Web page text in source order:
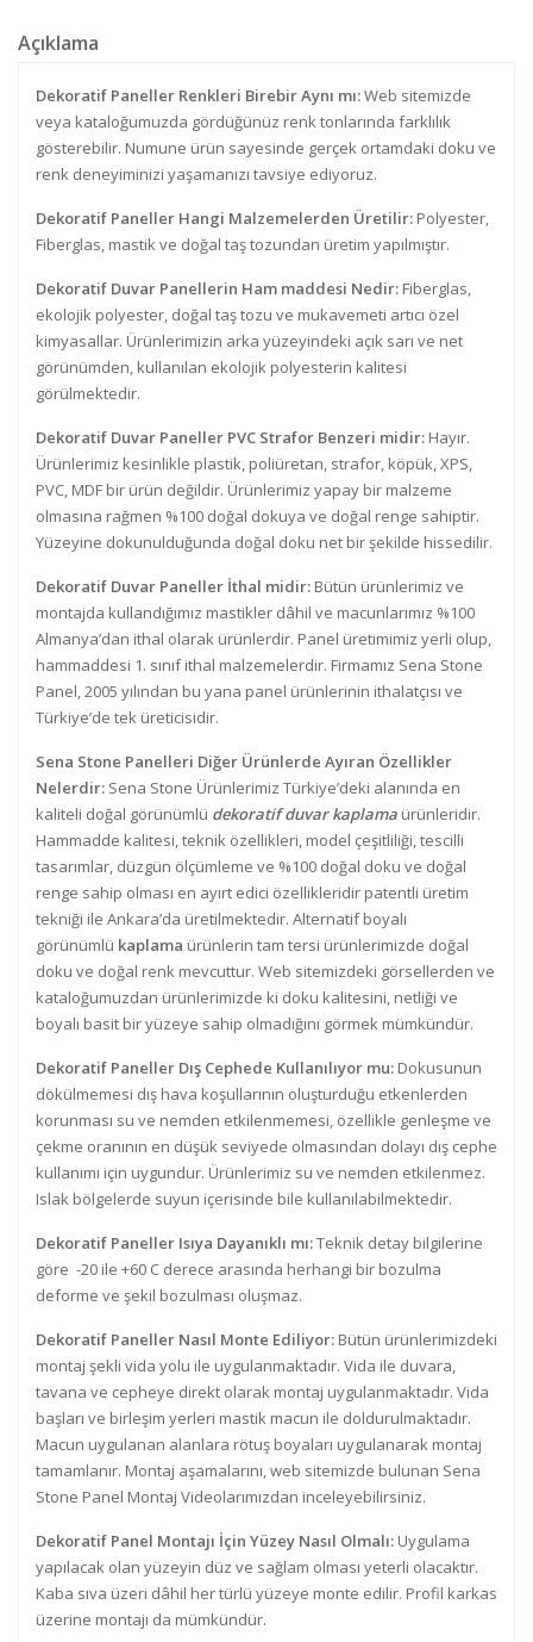
Açıklama
Dekoratif Paneller Renkleri Birebir Aynı mı:Web sitemizde
veya kataloğumuzda gördüğünüz renk tonlarında farklılık
gösterebilir. Numune ürün sayesinde gerçek ortamdaki doku ve
renk deneyiminizi yaşamanızı tavsiye ediyoruz.
Dekoratif Paneller Hangi Malzemelerden Üretilir: Polyester,
Fiberglas, mastik ve doğal taş tozundan üretim yapılmıştır.
Dekoratif Duvar Panellerin Ham maddesi Nedir: Fiberglas,
ekolojik polyester, doğal taş tozu ve mukavemeti artıcı özel
kimyasallar. Ürünlerimizin arka yüzeyindeki açık sarı ve net
görünümden, kullanılan ekolojik polyesterin kalitesi
görülmektedir.
Dekoratif Duvar Paneller PVC Strafor Benzeri midir: Hayır.
Ürünlerimiz kesinlikle plastik, poliüretan, strafor, köpük, XPS,
PVC, MDF bir ürün değildir. Ürünlerimiz yapay bir malzeme
olmasına rağmen %100 doğal dokuya ve doğal renge sahiptir.
Yüzeyine dokunulduğunda doğal doku net bir şekilde hissedilir.
Dekoratif Duvar Paneller İthal midir: Bütün ürünlerimiz ve
montajda kullandığımız mastikler dâhil ve macunlarımız %100
Almanya’dan ithal olarak ürünlerdir. Panel üretimimiz yerli olup,
hammaddesi 1. sınıf ithal malzemelerdir. Firmamız Sena Stone
Panel, 2005 yılından bu yana panel ürünlerinin ithalatçısı ve
Türkiye’de tek üreticisidir.
Sena Stone Panelleri Diğer Ürünlerde Ayıran Özellikler
Nelerdir: Sena Stone Ürünlerimiz Türkiye’deki alanında en
kaliteli doğal görünümlü dekoratif duvar kaplama ürünleridir.
Hammadde kalitesi, teknik özellikleri, model çeşitliliği, tescilli
tasarımlar, düzgün ölçümleme ve %100 doğal doku ve doğal
renge sahip olması en ayırt edici özellikleridir patentli üretim
tekniği ile Ankara’da üretilmektedir. Alternatif boyalı
görünümlü kaplama ürünlerin tam tersi ürünlerimizde doğal
doku ve doğal renk mevcuttur. Web sitemizdeki görsellerden ve
kataloğumuzdan ürünlerimizde ki doku kalitesini, netliği ve
boyalı basit bir yüzeye sahip olmadığını görmek mümkündür.
Dekoratif Paneller Dış Cephede Kullanılıyor mu: Dokusunun
dökülmemesi dış hava koşullarının oluşturduğu etkenlerden
korunması su ve nemden etkilenmemesi, özellikle genleşme ve
çekme oranının en düşük seviyede olmasından dolayı dış cephe
kullanımı için uygundur. Ürünlerimiz su ve nemden etkilenmez.
Islak bölgelerde suyun içerisinde bile kullanılabilmektedir.
Dekoratif Paneller Isıya Dayanıklı mı:Teknik detay bilgilerine
göre -20 ile +60 C derece arasında herhangi bir bozulma
deforme ve şekil bozulması oluşmaz.
Dekoratif Paneller Nasıl Monte Ediliyor: Bütün ürünlerimizdeki
montaj şekli vida yolu ile uygulanmaktadır. Vida ile duvara,
tavana ve cepheye direkt olarak montaj uygulanmaktadır. Vida
başları ve birleşim yerleri mastik macun ile doldurulmaktadır.
Macun uygulanan alanlara rötuş boyaları uygulanarak montaj
tamamlanır. Montaj aşamalarını, web sitemizde bulunan Sena
Stone Panel Montaj Videolarımızdan inceleyebilirsiniz.
Dekoratif Panel Montajı İçin Yüzey Nasıl Olmalı: Uygulama
yapılacak olan yüzeyin düz ve sağlam olması yeterli olacaktır.
Kaba sıva üzeri dâhil her türlü yüzeye monte edilir. Profil karkas
üzerine montajı da mümkündür.